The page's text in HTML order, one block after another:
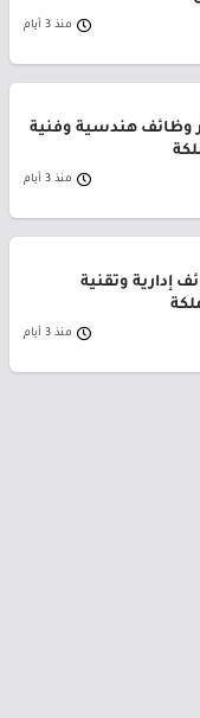
منذ 3 أيام
وظائف هندسية وفنية
منذ 3 أيام
إدارية وتقنية
منذ 3 أيام